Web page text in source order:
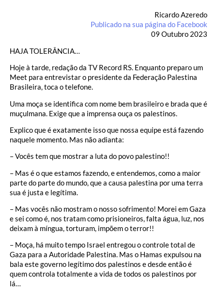
Ricardo Azeredo
Publicado na sua página do Facebook
09 Outubro 2023
HAJA TOLERÂNCIA…
Hoje à tarde, redação da TV Record RS. Enquanto preparo um
Meet para entrevistar o presidente da Federação Palestina
Brasileira, toca o telefone.
Uma moça se identifica com nome bem brasileiro e brada que é
muçulmana. Exige que a imprensa ouça os palestinos.
Explico que é exatamente isso que nossa equipe está fazendo
naquele momento. Mas não adianta:
– Vocês tem que mostrar a luta do povo palestino!!
– Mas é o que estamos fazendo, e entendemos, como a maior
parte do parte do mundo, que a causa palestina por uma terra
sua é justa e legítima.
– Mas vocês não mostram o nosso sofrimento! Morei em Gaza
e sei como é, nos tratam como prisioneiros, falta água, luz, nos
deixam à míngua, torturam, impõem o terror!!
– Moça, há muito tempo Israel entregou o controle total de
Gaza para a Autoridade Palestina. Mas o Hamas expulsou na
bala este governo legítimo dos palestinos e desde então é
quem controla totalmente a vida de todos os palestinos por
lá…